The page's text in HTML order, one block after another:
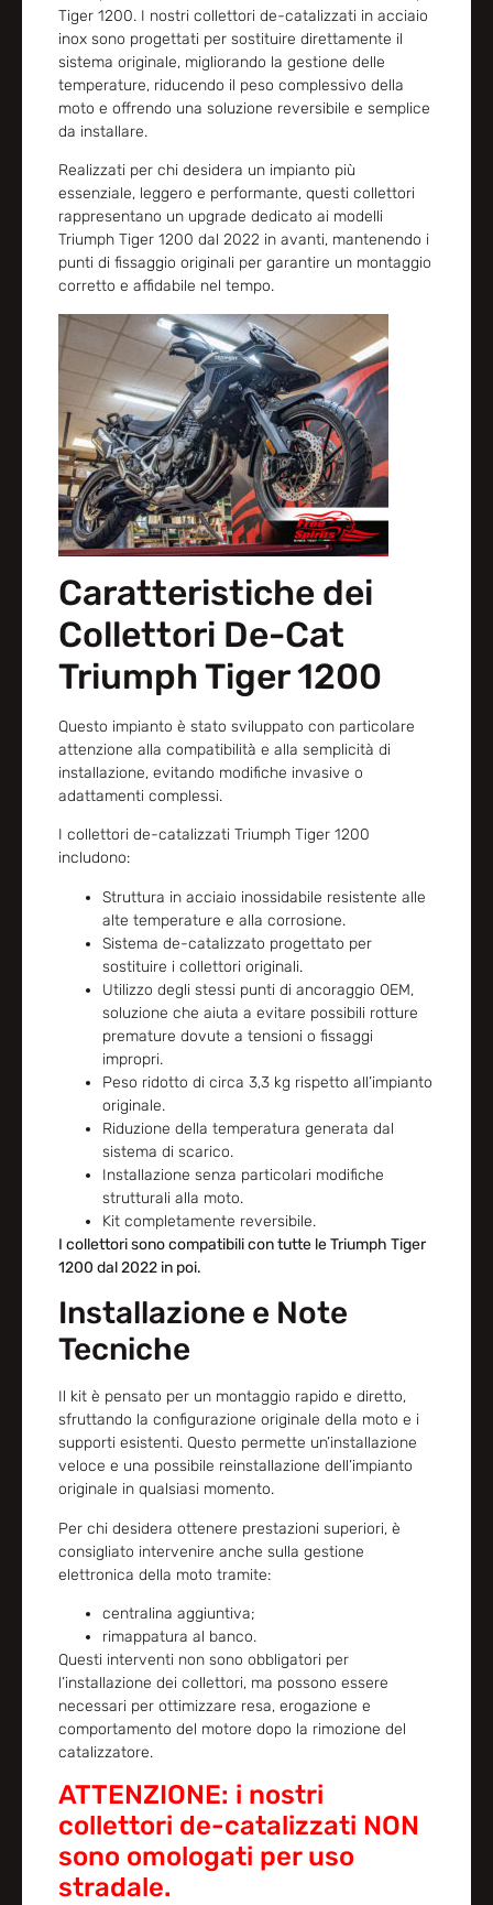
Tiger 1200. I nostri collettori de-catalizzati in acciaio
inox sono progettati per sostituire direttamente il
sistema originale, migliorando la gestione delle
temperature, riducendo il peso complessivo della
moto e offrendo una soluzione reversibile e semplice
da installare.
Realizzati per chi desidera un impianto più
essenziale, leggero e performante, questi collettori
rappresentano un upgrade dedicato ai modelli
Triumph Tiger 1200 dal 2022 in avanti, mantenendo i
punti di fissaggio originali per garantire un montaggio
corretto e affidabile nel tempo.
Caratteristiche dei
Collettori De-Cat
Triumph Tiger 1200
Questo impianto è stato sviluppato con particolare
attenzione alla compatibilità e alla semplicità di
installazione, evitando modifiche invasive o
adattamenti complessi.
I collettori de-catalizzati Triumph Tiger 1200
includono:
Struttura in acciaio inossidabile resistente alle
alte temperature e alla corrosione.
Sistema de-catalizzato progettato per
sostituire i collettori originali.
Utilizzo degli stessi punti di ancoraggio OEM,
soluzione che aiuta a evitare possibili rotture
premature dovute a tensioni o fissaggi
impropri.
Peso ridotto di circa 3,3 kg rispetto all’impianto
originale.
Riduzione della temperatura generata dal
sistema di scarico.
Installazione senza particolari modifiche
strutturali alla moto.
Kit completamente reversibile.
I collettori sono compatibili con tutte le Triumph Tiger
1200 dal 2022 in poi.
Installazione e Note
Tecniche
Il kit è pensato per un montaggio rapido e diretto,
sfruttando la configurazione originale della moto e i
supporti esistenti. Questo permette un’installazione
veloce e una possibile reinstallazione dell’impianto
originale in qualsiasi momento.
Per chi desidera ottenere prestazioni superiori, è
consigliato intervenire anche sulla gestione
elettronica della moto tramite:
centralina aggiuntiva;
rimappatura al banco.
Questi interventi non sono obbligatori per
l’installazione dei collettori, ma possono essere
necessari per ottimizzare resa, erogazione e
comportamento del motore dopo la rimozione del
catalizzatore.
ATTENZIONE: i nostri
collettori de-catalizzati NON
sono omologati per uso
stradale.